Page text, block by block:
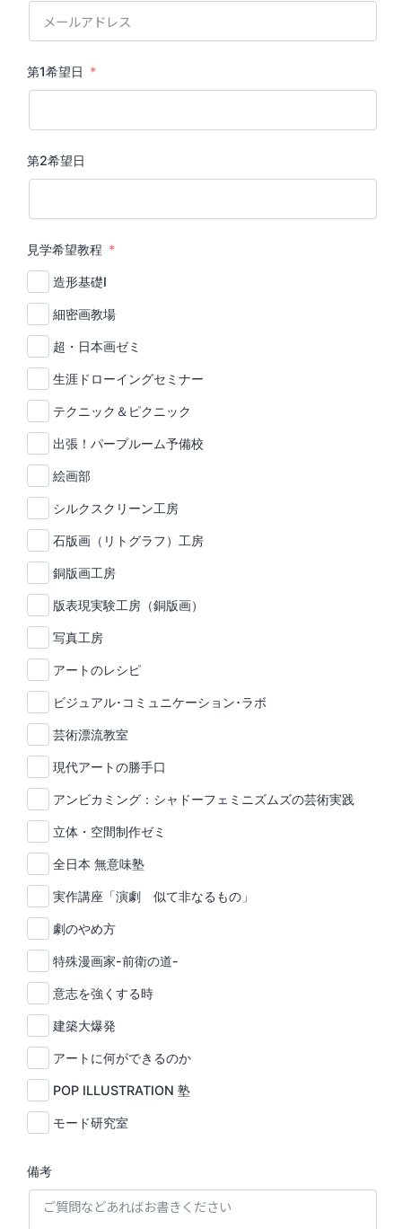
第1希望日
第2希望日
見学希望教程
造形基礎Ⅰ
細密画教場
超・日本画ゼミ
生涯ドローイングセミナー
テクニック＆ピクニック
出張！パープルーム予備校
絵画部
シルクスクリーン工房
石版画（リトグラフ）工房
銅版画工房
版表現実験工房（銅版画）
写真工房
アートのレシピ
ビジュアル･コミュニケーション･ラボ
芸術漂流教室
現代アートの勝手口
アンビカミング：シャドーフェミニズムズの芸術実践
立体・空間制作ゼミ
全日本 無意味塾
実作講座「演劇 似て非なるもの」
劇のやめ方
特殊漫画家-前衛の道-
意志を強くする時
建築大爆発
アートに何ができるのか
POP ILLUSTRATION 塾
モード研究室
備考